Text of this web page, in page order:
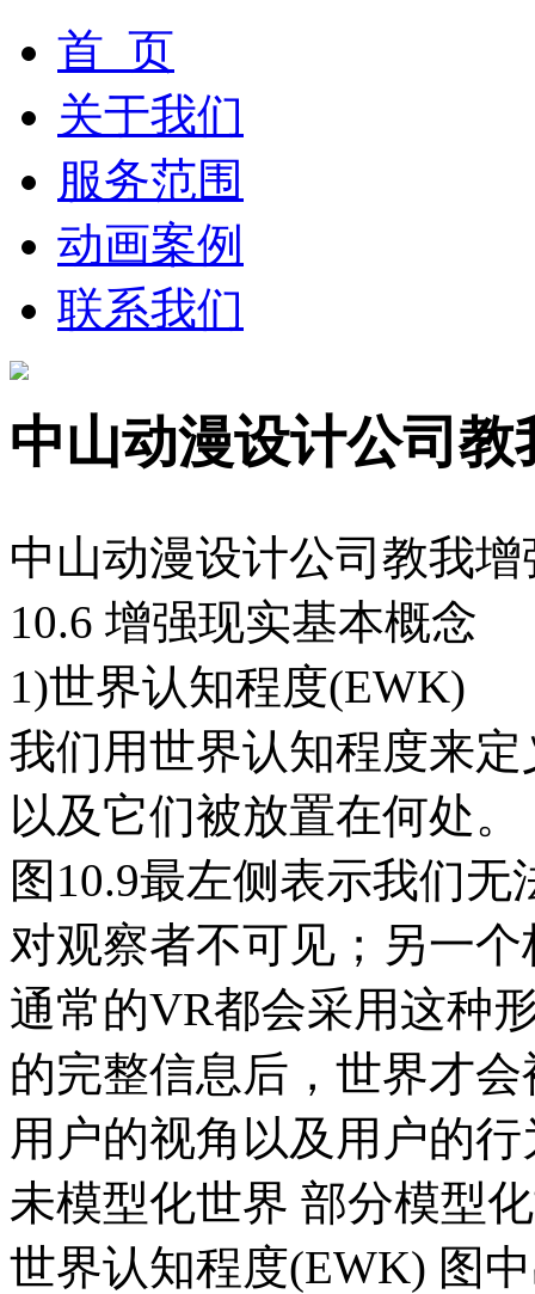
首 页
关于我们
服务范围
动画案例
联系我们
中山动漫设计公司
中山动漫设计公司教我
10.6 增强现实基本概念
1)世界认知程度(EWK)
我们用世界认知程度来
以及它们被放置在何处。
图10.9最左侧表示我们
对观察者不可见；另一
通常的VR都会采用这种
的完整信息后，世界才
用户的视角以及用户的
未模型化世界 部分模型
世界认知程度(EWK) 图